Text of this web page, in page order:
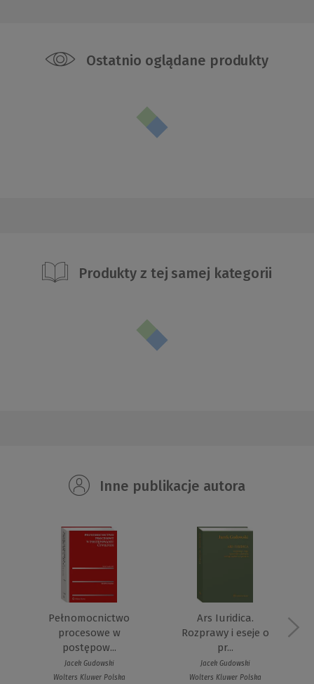
Ostatnio oglądane produkty
Produkty z tej samej kategorii
Inne publikacje autora
Pełnomocnictwo
procesowe w
postępow...
Jacek Gudowski
Wolters Kluwer Polska
Ars Iuridica.
Rozprawy i eseje o
pr...
Jacek Gudowski
Wolters Kluwer Polska